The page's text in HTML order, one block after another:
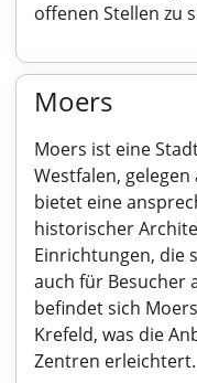
offenen Stellen zu
Moers
Moers ist eine
Westfalen,
bietet eine
historischer
Einrichtungen, die
auch für Besucher
befindet sich
Krefeld, was die
Zentren erleichtert.